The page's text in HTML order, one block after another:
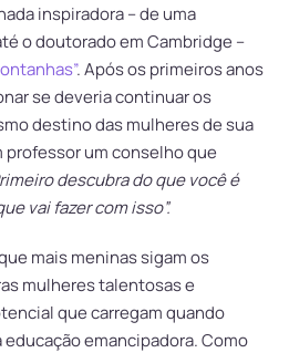
inspiradora – de uma
o doutorado em Cambridge –
. Após os primeiros anos
se deveria continuar os
destino das mulheres de sua
professor um conselho que
descubra do que você é
vai fazer com isso”.
mais meninas sigam os
mulheres talentosas e
que carregam quando
emancipadora. Como